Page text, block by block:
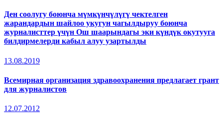
Ден соолугу боюнча мүмкүнчүлүгү чектелген
жарандардын шайлоо укугун чагылдыруу боюнча
журналисттер үчүн Ош шаарындагы эки күндүк окутууга
билдирмелерди кабыл алуу узартылды
13.08.2019
Всемирная организация здравоохранения предлагает грант
для журналистов
12.07.2012